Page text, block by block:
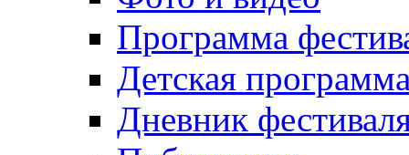
Программа
Детская
Дневник